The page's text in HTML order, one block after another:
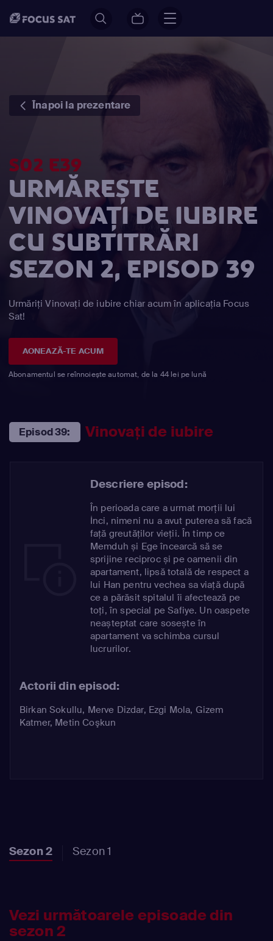
Înapoi la prezentare
S02 E39
URMĂREȘTE
VINOVAŢI DE IUBIRE
CU SUBTITRĂRI
SEZON 2, EPISOD 39
Urmăriți Vinovaţi de iubire chiar acum în aplicația Focus
Sat!
AONEAZĂ-TE ACUM
Abonamentul se reînnoiește automat, de la 44 lei pe lună
Episod 39: Vinovaţi de iubire
Descriere episod:
În perioada care a urmat morții lui
İnci, nimeni nu a avut puterea să facă
față greutăților vieții. În timp ce
Memduh și Ege încearcă să se
sprijine reciproc și pe oamenii din
apartament, lipsă totală de respect a
lui Han pentru vechea sa viață după
ce a părăsit spitalul îi afectează pe
toți, în special pe Safiye. Un oaspete
neașteptat care sosește în
apartament va schimba cursul
lucrurilor.
Actorii din episod:
Birkan Sokullu, Merve Dizdar, Ezgi Mola, Gizem
Katmer, Metin Coşkun
Sezon 2 Sezon 1
Vezi următoarele episoade din
sezon 2